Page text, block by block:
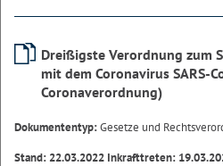
Dreißigste Verordnung zum
mit dem Coronavirus SARS-
Coronaverordnung)
Dokumententyp:Gesetze und
Stand: 22.03.2022 Inkrafttreten: